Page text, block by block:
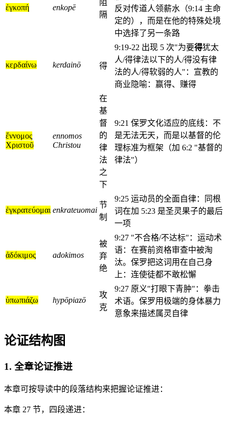
ἐγκοπή enkopē
阻
隔
反对传道人领薪水（9:14 主命
定的），而是在他的特殊处境
中选择了另一条路
κερδαίνω kerdainō 得
9:19-22 出现 5 次"为要得犹太
人/得律法以下的人/得没有律
法的人/得软弱的人"：宣教的
商业隐喻：赢得、赚得
ἔννομος
Χριστοῦ
ennomos
Christou
在
基
督
的
律
法
之
下
9:21 保罗文化适应的底线：不
是无法无天，而是以基督的伦
理标准为框架（加 6:2 "基督的
律法"）
ἐγκρατεύομαι enkrateuomai
节
制
9:25 运动员的全面自律：同根
词在加 5:23 是圣灵果子的最后
一项
ἀδόκιμος adokimos
被
弃
绝
9:27 "不合格/不达标"：运动术
语：在赛前资格审查中被淘
汰。保罗把这词用在自己身
上：连使徒都不敢松懈
ὑπωπιάζω hypōpiazō
攻
克
9:27 原义"打眼下青肿"：拳击
术语。保罗用极端的身体暴力
意象来描述属灵自律
论证结构图
1. 全章论证推进
本章可按导读中的段落结构来把握论证推进：
本章 27 节，四段递进：